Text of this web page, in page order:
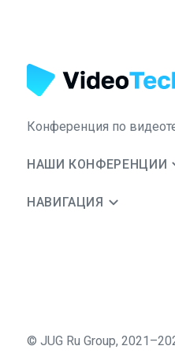
Конференция по
НАШИ КОНФЕРЕНЦИИ
НАВИГАЦИЯ
© JUG Ru Group,